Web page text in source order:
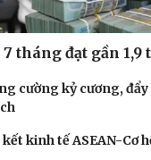
Podcast
tháng đạt gần 1,9
cường kỷ cương,
kinh tế ASEAN-Cơ